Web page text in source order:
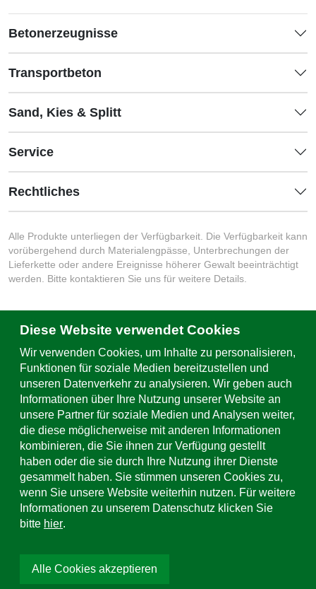
Diese Website verwendet Cookies
Wir verwenden Cookies, um Inhalte zu personalisieren,
Funktionen für soziale Medien bereitzustellen und
unseren Datenverkehr zu analysieren. Wir geben auch
Informationen über Ihre Nutzung unserer Website an
unsere Partner für soziale Medien und Analysen weiter,
die diese möglicherweise mit anderen Informationen
kombinieren, die Sie ihnen zur Verfügung gestellt
haben oder die sie durch Ihre Nutzung ihrer Dienste
gesammelt haben. Sie stimmen unseren Cookies zu,
wenn Sie unsere Website weiterhin nutzen. Für weitere
Informationen zu unserem Datenschutz klicken Sie
bitte hier.
Alle Cookies akzeptieren
Betonerzeugnisse
Transportbeton
Sand, Kies & Splitt
Service
Rechtliches
Alle Produkte unterliegen der Verfügbarkeit. Die Verfügbarkeit kann
vorübergehend durch Materialengpässe, Unterbrechungen der
Lieferkette oder andere Ereignisse höherer Gewalt beeinträchtigt
werden. Bitte kontaktieren Sie uns für weitere Details.
Schreiben Sie uns
Kontaktformular & Standorte
Support & Service
+49 (0)781 508-0
E-Mail Adresse
info@uhl.de
Social Media